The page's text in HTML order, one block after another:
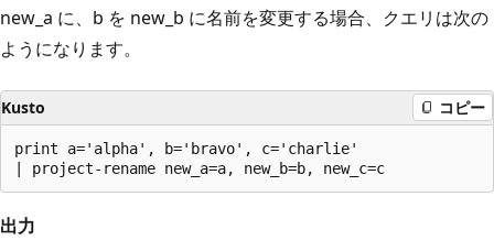
new_a に、b を new_b に名前を変更する場合、クエリは次の
ようになります。
Kusto コピー
print a='alpha', b='bravo', c='charlie'
出力